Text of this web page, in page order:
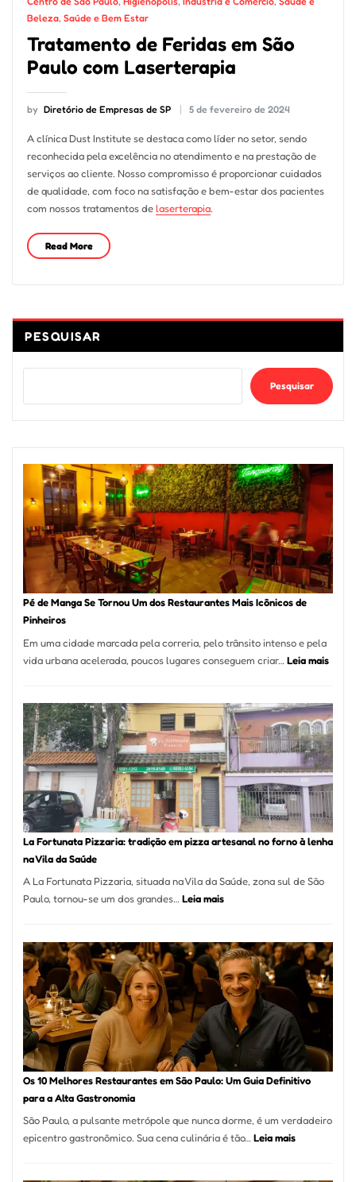
Beleza, Saúde e Bem Estar
Tratamento de Feridas em São
Paulo com Laserterapia
by Diretório de Empresas de SP 5 de fevereiro de 2024
A clínica Dust Institute se destaca como líder no setor, sendo
reconhecida pela excelência no atendimento e na prestação de
serviços ao cliente. Nosso compromisso é proporcionar cuidados
de qualidade, com foco na satisfação e bem-estar dos pacientes
com nossos tratamentos delaserterapia.
Read More
PESQUISAR
Pesquisar
Pé de Manga Se Tornou Um dos Restaurantes Mais Icônicos de
Pinheiros
Em uma cidade marcada pela correria, pelo trânsito intenso e pela
vida urbana acelerada, poucos lugares conseguem criar… Leia mais:
Se
Um
dos
Mais
La Fortunata Pizzaria: tradição em pizza artesanal no forno à lenha
na Vila da Saúde
A La Fortunata Pizzaria, situada na Vila da Saúde, zona sul de São
Paulo, tornou-se um dos grandes…Leia mais:
Pizzaria:
tradição
em
pizza
artesanal
forno
à
Vila
da
Os 10 Melhores Restaurantes em São Paulo: Um Guia Definitivo
para a Alta Gastronomia
São Paulo, a pulsante metrópole que nunca dorme, é um verdadeiro
epicentro gastronômico. Sua cena culinária é tão… Leia mais: